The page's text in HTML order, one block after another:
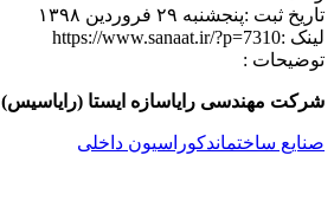
تاریخ ثبت :پنجشنبه ۲۹ فروردین ۱۳۹۸
لینک :https://www.sanaat.ir/?p=7310
توضیحات :
شرکت مهندسی رایاسازه ایستا (رایاسیس)
صنایع ساختماندکوراسیون داخلی